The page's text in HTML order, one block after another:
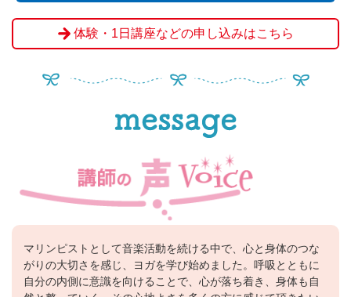
体験・1日講座などの申し込みはこちら
マリンピストとして音楽活動を続ける中で、心と身体のつな
がりの大切さを感じ、ヨガを学び始めました。呼吸とともに
自分の内側に意識を向けることで、心が落ち着き、身体も自